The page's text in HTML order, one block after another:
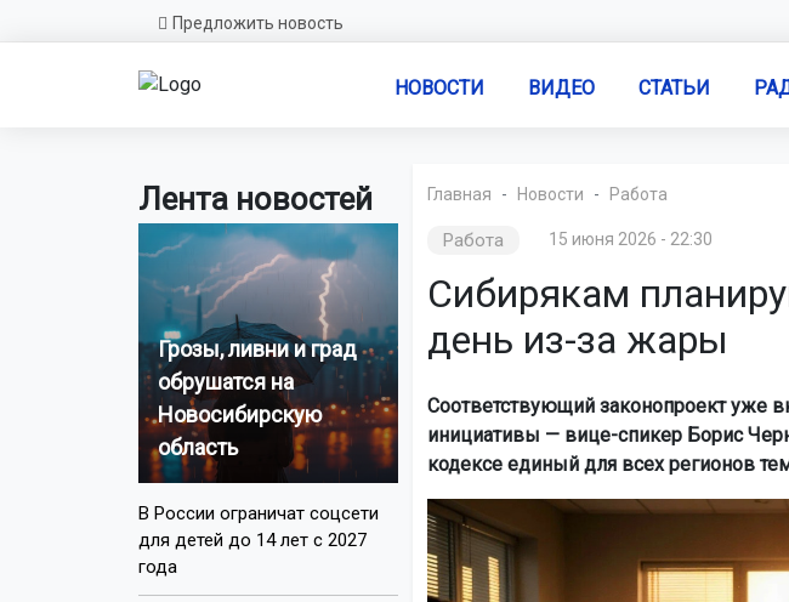
Предложить новость
НОВОСТИ ВИДЕО СТАТЬИ
Лента новостей
Грозы, ливни и град
обрушатся на
Новосибирскую
область
В России ограничат соцсети
для детей до 14 лет с 2027
года
Главная Новости Работа
Работа 15 июня 2026 - 22:30
Сибирякам
день из-за жары
Соответствующий законопроект уже
инициативы — вице-спикер Борис
кодексе единый для всех регионов